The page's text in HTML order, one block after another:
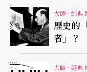
s Indépendants）
呈現對自然的研究
國方面，當時成立
體，分別是以諾爾
大師．經
歷史的
者」？
大師．經